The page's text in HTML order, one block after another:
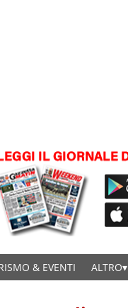
& EVENTI ALTRO